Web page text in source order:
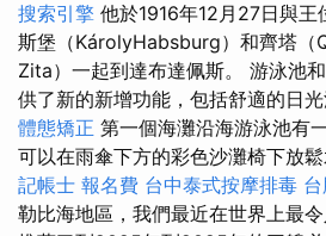
搜索引擎 他於1916年12月27日與王
斯堡（KárolyHabsburg）和齊塔（
Zita）一起到達布達佩斯。 游泳池
供了新的新增功能，包括舒適的日
體態矯正 第一個海灘沿海游泳池有
可以在雨傘下方的彩色沙灘椅下放鬆
記帳士 報名費 台中泰式按摩排毒
勒比海地區，我們最近在世界上最